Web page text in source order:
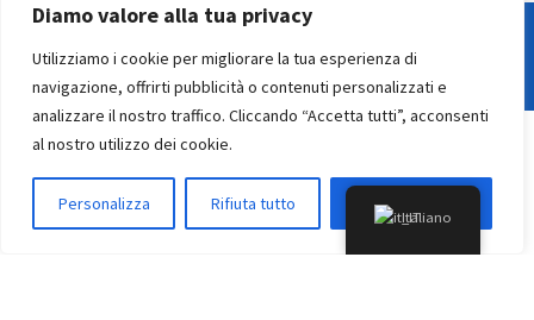
Diamo valore alla tua privacy
Utilizziamo i cookie per migliorare la tua esperienza di
navigazione, offrirti pubblicità o contenuti personalizzati e
analizzare il nostro traffico. Cliccando “Accetta tutti”, acconsenti
al nostro utilizzo dei cookie.
Personalizza Rifiuta tutto Accettare tutto
Italiano